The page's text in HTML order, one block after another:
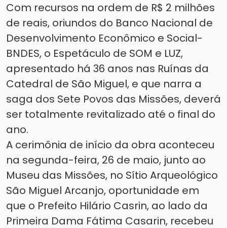
Com recursos na ordem de R$ 2 milhões
de reais, oriundos do Banco Nacional de
Desenvolvimento Econômico e Social-
BNDES, o Espetáculo de SOM e LUZ,
apresentado há 36 anos nas Ruínas da
Catedral de São Miguel, e que narra a
saga dos Sete Povos das Missões, deverá
ser totalmente revitalizado até o final do
ano.
A cerimônia de início da obra aconteceu
na segunda-feira, 26 de maio, junto ao
Museu das Missões, no Sítio Arqueológico
São Miguel Arcanjo, oportunidade em
que o Prefeito Hilário Casrin, ao lado da
Primeira Dama Fátima Casarin, recebeu